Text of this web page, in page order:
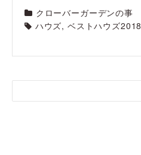
クローバーガーデンの事
ハウズ, ベストハウズ2018